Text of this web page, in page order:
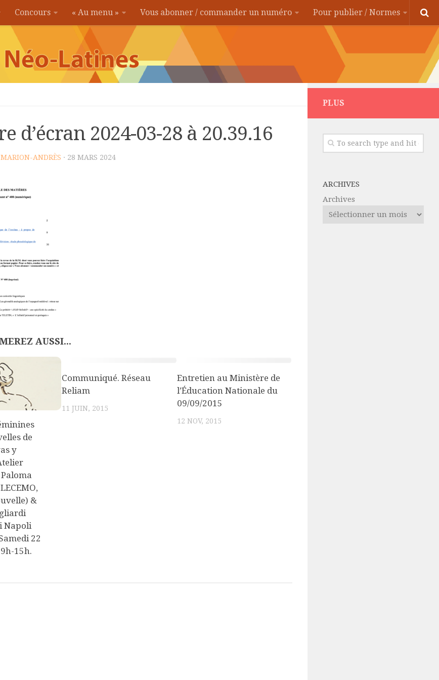
Concours « Au menu » Vous abonner / commander un numéro Pour publier / Normes
d’écran 2024-03-28 à 20.39.16
ANDRÈS · 28 MARS 2024
AUSSI...
de
y
&
Napoli
22
15h.
Communiqué. Réseau
Reliam
11 JUIN, 2015
Entretien au Ministère de
l’Éducation Nationale du
09/09/2015
12 NOV, 2015
PLUS
ARCHIVES
Archives